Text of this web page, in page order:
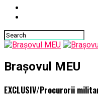
Brașovul MEU
EXCLUSIV/Procurorii